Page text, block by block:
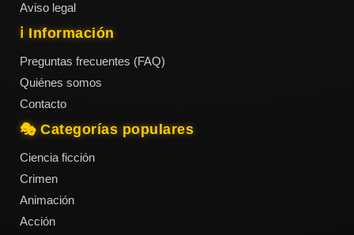
Aviso legal
ℹ️ Información
Preguntas frecuentes (FAQ)
Quiénes somos
Contacto
🎭 Categorías populares
Ciencia ficción
Crimen
Animación
Acción